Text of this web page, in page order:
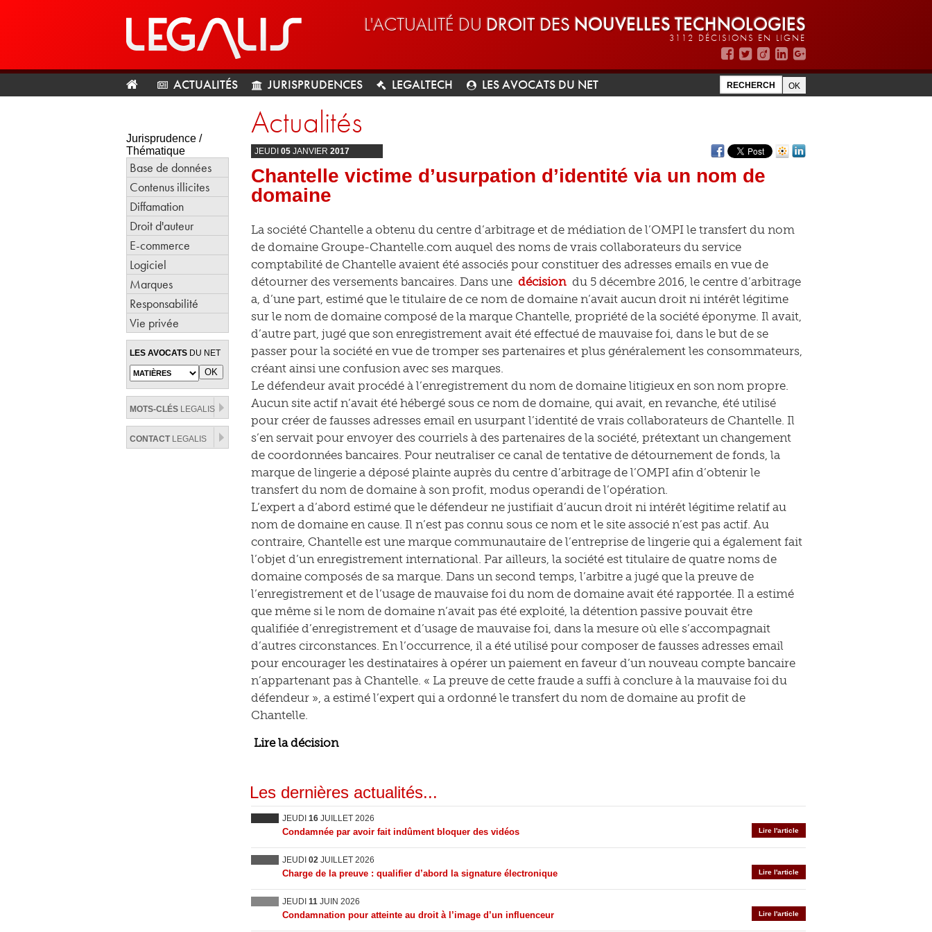
L'ACTUALITÉ DU DROIT DES NOUVELLES TECHNOLOGIES
3112 DÉCISIONS EN LIGNE
ACTUALITÉS JURISPRUDENCES LEGALTECH LES AVOCATS DU NET
Jurisprudence /
Thématique
Base de données
Contenus illicites
Diffamation
Droit d'auteur
E-commerce
Logiciel
Marques
Responsabilité
Vie privée
LES AVOCATS DU NET
MOTS-CLÉS LEGALIS
CONTACTLEGALIS
Actualités
JEUDI 05 JANVIER 2017
Chantelle victime d’usurpation d’identité via un nom de
domaine
La société Chantelle a obtenu du centre d’arbitrage et de médiation de l’OMPI le transfert du nom
de domaine Groupe-Chantelle.com auquel des noms de vrais collaborateurs du service
comptabilité de Chantelle avaient été associés pour constituer des adresses emails en vue de
détourner des versements bancaires. Dans une décision du 5 décembre 2016, le centre d’arbitrage
a, d’une part, estimé que le titulaire de ce nom de domaine n’avait aucun droit ni intérêt légitime
sur le nom de domaine composé de la marque Chantelle, propriété de la société éponyme. Il avait,
d’autre part, jugé que son enregistrement avait été effectué de mauvaise foi, dans le but de se
passer pour la société en vue de tromper ses partenaires et plus généralement les consommateurs,
créant ainsi une confusion avec ses marques.
Le défendeur avait procédé à l’enregistrement du nom de domaine litigieux en son nom propre.
Aucun site actif n’avait été hébergé sous ce nom de domaine, qui avait, en revanche, été utilisé
pour créer de fausses adresses email en usurpant l’identité de vrais collaborateurs de Chantelle. Il
s’en servait pour envoyer des courriels à des partenaires de la société, prétextant un changement
de coordonnées bancaires. Pour neutraliser ce canal de tentative de détournement de fonds, la
marque de lingerie a déposé plainte auprès du centre d’arbitrage de l’OMPI afin d’obtenir le
transfert du nom de domaine à son profit, modus operandi de l’opération.
L’expert a d’abord estimé que le défendeur ne justifiait d’aucun droit ni intérêt légitime relatif au
nom de domaine en cause. Il n’est pas connu sous ce nom et le site associé n’est pas actif. Au
contraire, Chantelle est une marque communautaire de l’entreprise de lingerie qui a également fait
l’objet d’un enregistrement international. Par ailleurs, la société est titulaire de quatre noms de
domaine composés de sa marque. Dans un second temps, l’arbitre a jugé que la preuve de
l’enregistrement et de l’usage de mauvaise foi du nom de domaine avait été rapportée. Il a estimé
que même si le nom de domaine n’avait pas été exploité, la détention passive pouvait être
qualifiée d’enregistrement et d’usage de mauvaise foi, dans la mesure où elle s’accompagnait
d’autres circonstances. En l’occurrence, il a été utilisé pour composer de fausses adresses email
pour encourager les destinataires à opérer un paiement en faveur d’un nouveau compte bancaire
n’appartenant pas à Chantelle. « La preuve de cette fraude a suffi à conclure à la mauvaise foi du
défendeur », a estimé l’expert qui a ordonné le transfert du nom de domaine au profit de
Chantelle.
Lire la décision
Les dernières actualités...
JEUDI 16 JUILLET 2026
Lire l'article
Condamnée par avoir fait indûment bloquer des vidéos
JEUDI 02 JUILLET 2026
Lire l'article
Charge de la preuve : qualifier d’abord la signature électronique
JEUDI 11 JUIN 2026
Lire l'article
Condamnation pour atteinte au droit à l’image d’un influenceur